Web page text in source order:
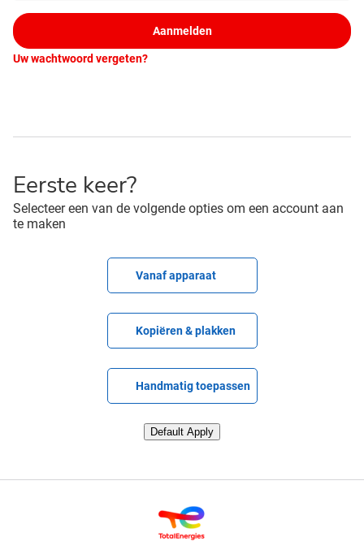
Aanmelden
Uw wachtwoord vergeten?
Eerste keer?
Selecteer een van de volgende opties om een account aan
te maken
Vanaf apparaat
Kopiëren & plakken
Handmatig toepassen
Default Apply
CV uploaden via LinkedIn